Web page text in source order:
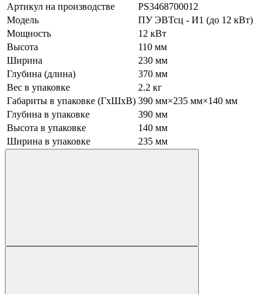
Артикул на производстве
PS3468700012
Модель
ПУ ЭВТсц - И1 (до 12 кВт)
Мощность
12 кВт
Высота
110 мм
Ширина
230 мм
Глубина (длина)
370 мм
Вес в упаковке
2.2 кг
Габариты в упаковке (ГхШхВ) 390 мм×235 мм×140 мм
Глубина в упаковке
390 мм
Высота в упаковке
140 мм
Ширина в упаковке
235 мм